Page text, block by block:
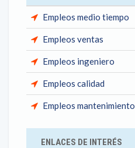
Empleos medio tiempo
Empleos ventas
Empleos ingeniero
Empleos calidad
Empleos mantenimiento
ENLACES DE INTERÉS